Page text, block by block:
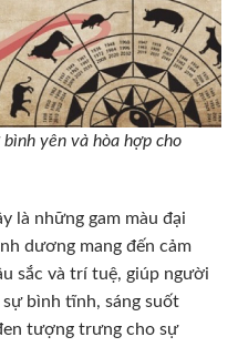
yên và hòa hợp cho
là những gam màu đại
dương mang đến cảm
sắc và trí tuệ, giúp người
bình tĩnh, sáng suốt
tượng trưng cho sự